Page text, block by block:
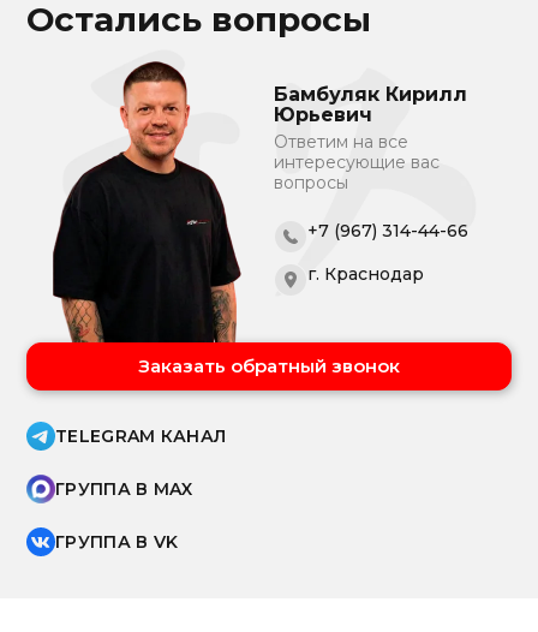
Остались вопросы
Бамбуляк Кирилл
Юрьевич
Ответим на все
интересующие вас
вопросы
+7 (967) 314-44-66
г. Краснодар
Заказать обратный звонок
TELEGRAM КАНАЛ
ГРУППА В MAX
ГРУППА В VK